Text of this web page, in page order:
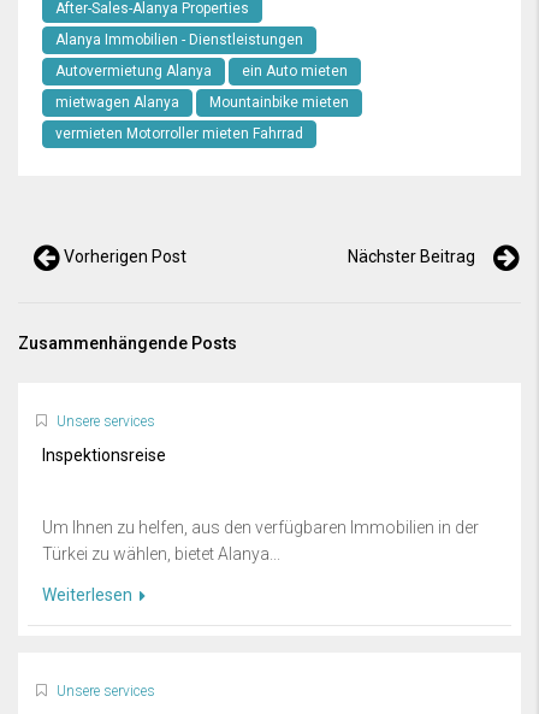
After-Sales-Alanya Properties
Alanya Immobilien - Dienstleistungen
Autovermietung Alanya
ein Auto mieten
mietwagen Alanya
Mountainbike mieten
vermieten Motorroller mieten Fahrrad
Vorherigen Post Nächster Beitrag
Zusammenhängende Posts
Unsere services
Inspektionsreise
Um Ihnen zu helfen, aus den verfügbaren Immobilien in der
Türkei zu wählen, bietet Alanya...
Weiterlesen
Unsere services